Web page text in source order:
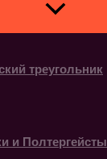
треугольник
и Полтергейсты